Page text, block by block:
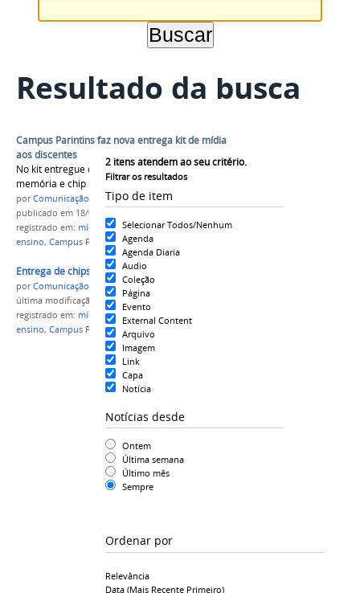
Resultado da busca
2 itens atendem ao seu critério.
Filtrar os resultados
Tipo de item
Selecionar Todos/Nenhum
Agenda
Agenda Diaria
Audio
Coleção
Página
Evento
External Content
Arquivo
Imagem
Link
Capa
Notícia
Notícias desde
Ontem
Última semana
Último mês
Sempre
Ordenar por
Relevância
Data (mais Recente Primeiro)
Campus Parintins faz nova entrega kit de mídia
aos discentes
No kit entregue constam tablet, cartão de
memória e chip para cada aluno beneficiário.
porComunicação CPR
publicado em 18/06/2021
registrado em: mídia ,kit discentes,finalistas,CAE,
ensino, Campus Parintins ,IFAM,qualidade
Entrega de chips 2 compac.jpg
porComunicação CPR
última modificação
em 18/06/2021 18h08
registrado em: mídia ,kit discentes
ensino, Campus Parintins , IFAM